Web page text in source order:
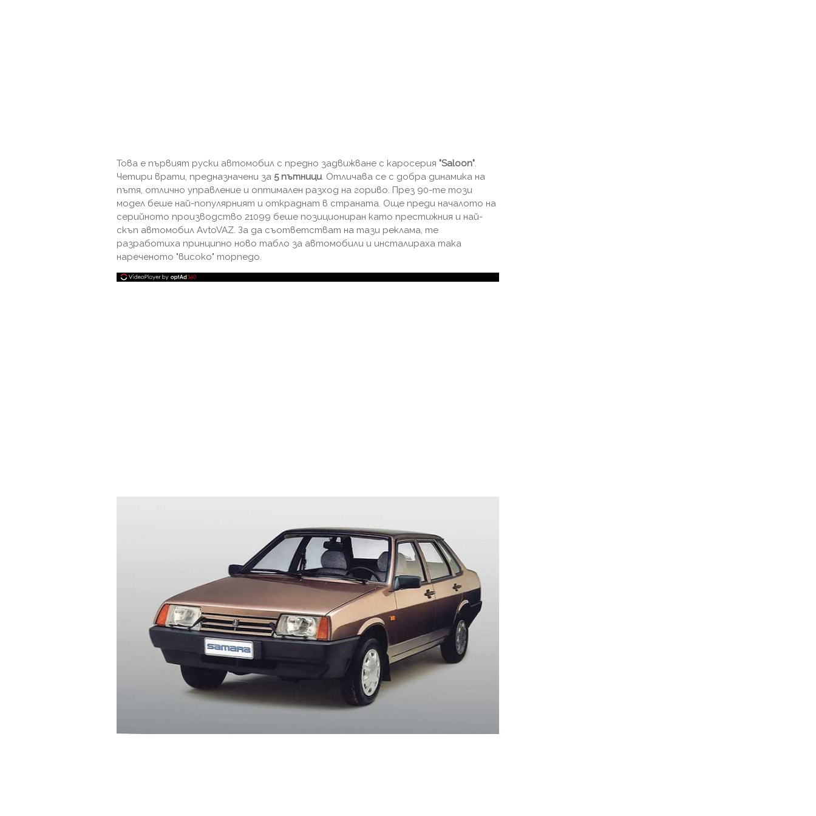
Това е първият руски автомобил с предно задвижване с каросерия "Saloon".
Четири врати, предназначени за 5 пътници. Отличава се с добра динамика на
пътя, отлично управление и оптимален разход на гориво. През 90-те този
модел беше най-популярният и откраднат в страната. Още преди началото на
серийното производство 21099 беше позициониран като престижния и най-
скъп автомобил AvtoVAZ. За да съответстват на тази реклама, те
разработиха принципно ново табло за автомобили и инсталираха така
нареченото "високо" торпедо.